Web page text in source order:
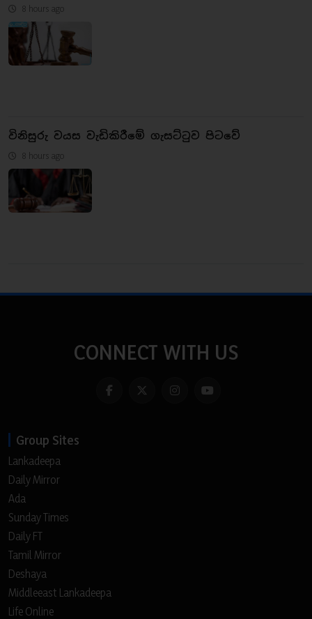
8 hours ago
විනිසුරු වයස වැඩිකිරීමේ ගැසට්ටුව පිටවේ
8 hours ago
CONNECT WITH US
Group Sites
Lankadeepa
Daily Mirror
Ada
Sunday Times
Daily FT
Tamil Mirror
Deshaya
Middleeast Lankadeepa
Life Online